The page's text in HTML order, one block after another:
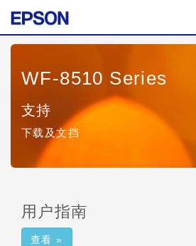
WF-8510 Series
支持
下载及文挡
用户指南
查看 »